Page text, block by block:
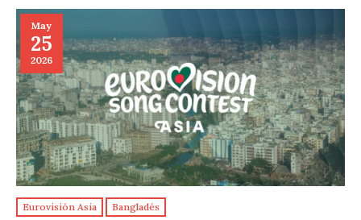
May
25
2026
Eurovisión Asia Bangladés